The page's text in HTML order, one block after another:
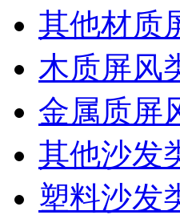
其他材质
木质屏风
金属质屏
其他沙发
塑料沙发